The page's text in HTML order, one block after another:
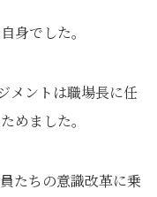
身でした。
メントは職場長に任
めました。
たちの意識改革に乗